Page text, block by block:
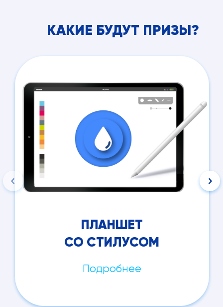
КАКИЕ БУДУТ ПРИЗЫ?
ПЛАНШЕТ
СО СТИЛУСОМ
Подробнее